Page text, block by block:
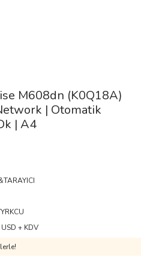
M608dn (K0Q18A)
| Otomatik
| A4
+ KDV